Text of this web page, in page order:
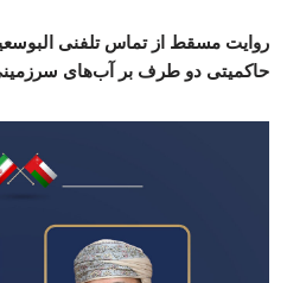
روایت مسقط از تماس تلفنی
حاکمیتی دو طرف بر آب‌های